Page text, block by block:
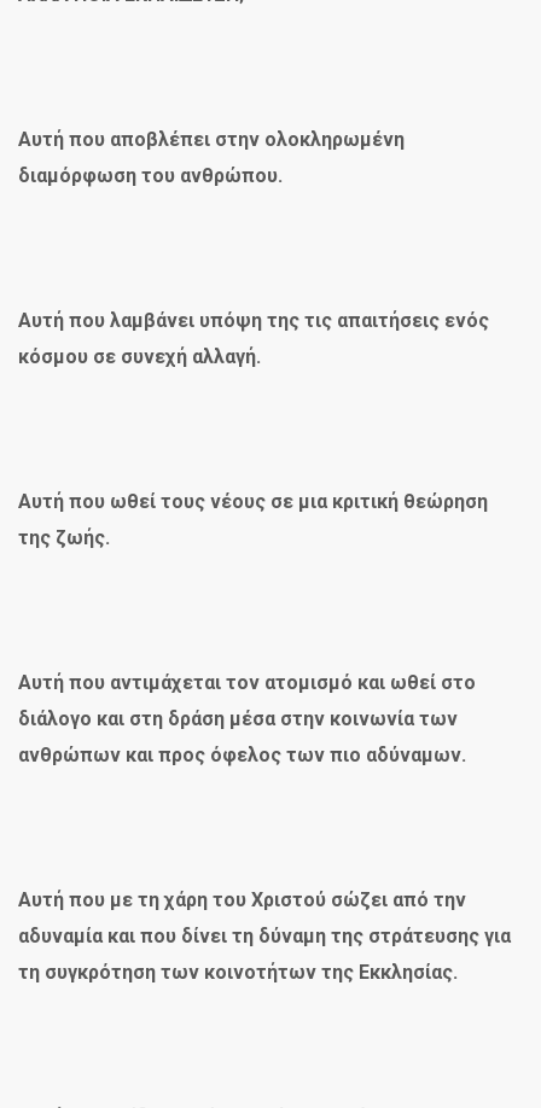
Αυτή που αποβλέπει στην ολοκληρωμένη
διαμόρφωση του ανθρώπου.
Αυτή που λαμβάνει υπόψη της τις απαιτήσεις ενός
κόσμου σε συνεχή αλλαγή.
Αυτή που ωθεί τους νέους σε μια κριτική θεώρηση
της ζωής.
Αυτή που αντιμάχεται τον ατομισμό και ωθεί στο
διάλογο και στη δράση μέσα στην κοινωνία των
ανθρώπων και προς όφελος των πιο αδύναμων.
Αυτή που με τη χάρη του Χριστού σώζει από την
αδυναμία και που δίνει τη δύναμη της στράτευσης για
τη συγκρότηση των κοινοτήτων της Εκκλησίας.